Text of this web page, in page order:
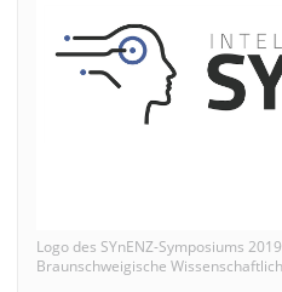
Logo des SYnENZ-Symposiums
Braunschweigische